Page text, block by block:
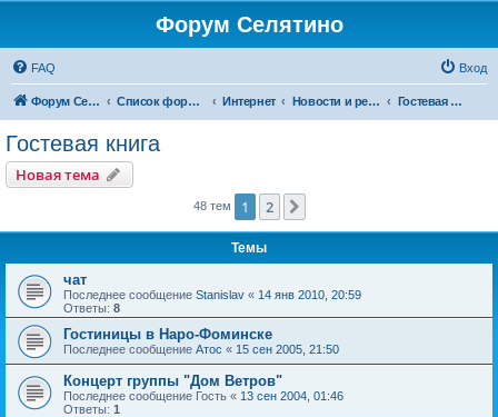
Форум Селятино
FAQ Вход
Форум Селятино Список форумов Интернет Новости и ресурсы Инфосел Гостевая книга
Гостевая книга
Новая тема
48 тем 1 2
Темы
чат
Последнее сообщение Stanislav « 14 янв 2010, 20:59
Ответы: 8
Гостиницы в Наро-Фоминске
Последнее сообщение Атос « 15 сен 2005, 21:50
Концерт группы "Дом Ветров"
Последнее сообщение Гость « 13 сен 2004, 01:46
Ответы: 1